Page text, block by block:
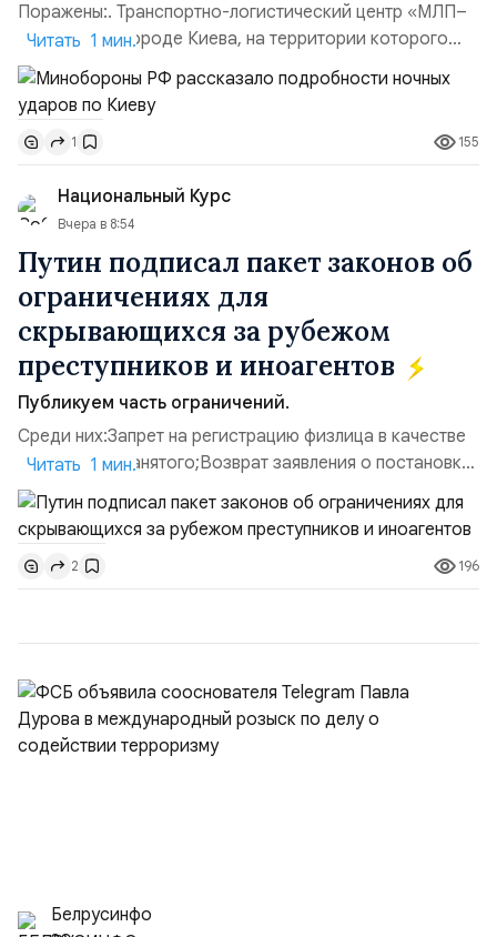
Поражены:. Транспортно-логистический центр «МЛП–
Чайка» в пригороде Киева, на территории которого
осуществлялось хранение, сборка а также запуск с
прилегающего полевого аэродром «Чайка»
дальнобойных БПЛА ВСУ; Складские помещения
«Транс-Логистик» в Оболонском районе г. Киев,
использовавшиеся для хранения военного
имущества ВСУ; Сортировочны...
Читать 1 мин.
1 155
Национальный Курс
Вчера в 8:54
Путин подписал пакет законов об
ограничениях для
скрывающихся за рубежом
преступников и иноагентов
Публикуем часть ограничений.
Среди них:Запрет на регистрацию физлица в качестве
ИП или самозанятого;Возврат заявления о постановке
недвижимости на кадастровый учет;Ограничение
водительских прав;Запрет регистрации транспортных
средств и на заключение сделок по
доверенности;Отказ в заключении кредитного
договора, предоставлении государственных и
Читать 1 мин.
2 196
Белрусинфо